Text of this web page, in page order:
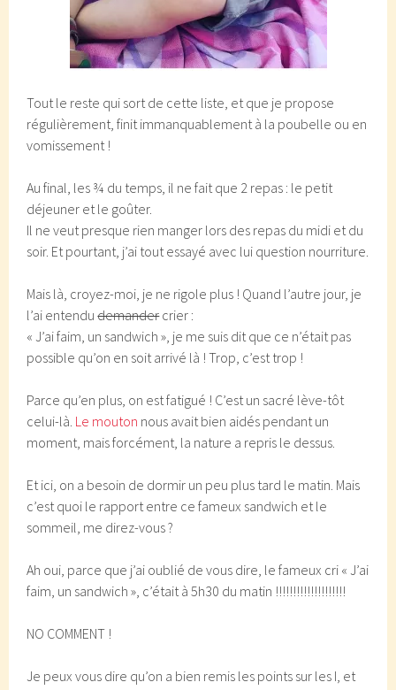
Tout le reste qui sort de cette liste, et que je propose
régulièrement, finit immanquablement à la poubelle ou en
vomissement !
Au final, les ¾ du temps, il ne fait que 2 repas : le petit
déjeuner et le goûter.
Il ne veut presque rien manger lors des repas du midi et du
soir. Et pourtant, j’ai tout essayé avec lui question nourriture.
Mais là, croyez-moi, je ne rigole plus ! Quand l’autre jour, je
l’ai entendudemandercrier :
« J’ai faim, un sandwich », je me suis dit que ce n’était pas
possible qu’on en soit arrivé là ! Trop, c’est trop !
Parce qu’en plus, on est fatigué ! C’est un sacré lève-tôt
celui-là. Le mouton nous avait bien aidés pendant un
moment, mais forcément, la nature a repris le dessus.
Et ici, on a besoin de dormir un peu plus tard le matin. Mais
c’est quoi le rapport entre ce fameux sandwich et le
sommeil, me direz-vous ?
Ah oui, parce que j’ai oublié de vous dire, le fameux cri « J’ai
faim, un sandwich », c’était à 5h30 du matin !!!!!!!!!!!!!!!!!!!!
NO COMMENT !
Je peux vous dire qu’on a bien remis les points sur les I, et